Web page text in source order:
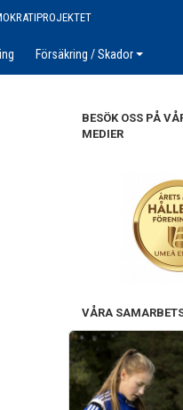
Försäkring / Skador
BESÖK OSS PÅ
MEDIER
VÅRA